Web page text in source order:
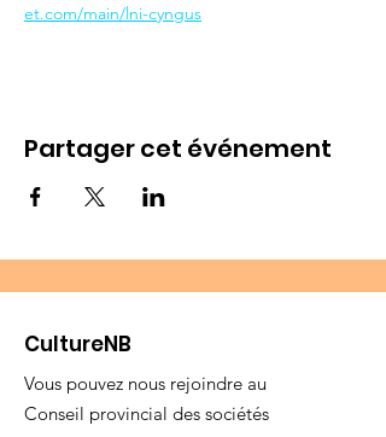
et.com/main/lni-cyngus
Partager cet événement
CultureNB
Vous pouvez nous rejoindre au
Conseil provincial des sociétés